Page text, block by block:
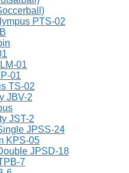
PTS-02
01
01
TS-02
JBV-2
JST-2
JPSS-24
KPS-05
JPSD-18
7